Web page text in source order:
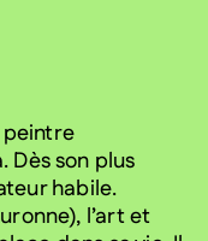
Dès son plus
habile.
l’art et